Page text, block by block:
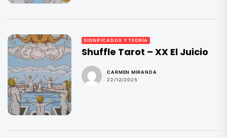
SIGNIFICADOS Y TEORÍA
Shuffle Tarot – XX El Juicio
CARMEN MIRANDA
22/12/2025